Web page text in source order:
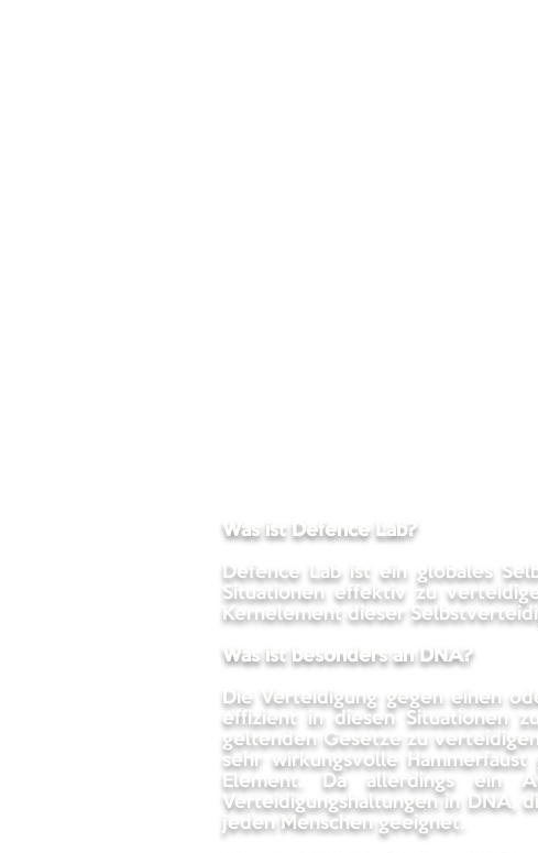
Was ist Defence Lab?
Defence Lab ist ein globales
Situationen effektiv zu
Kernelement dieser
Was ist besonders an DNA?
Die Verteidigung gegen einen
effizient in diesen Situationen
geltenden Gesetze zu
sehr wirkungsvolle
Element. Da allerdings ein
Verteidigungshaltungen in DNA,
jeden Menschen geeignet.